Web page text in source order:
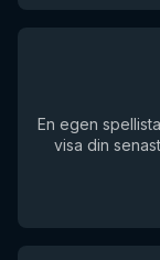
En egen
visa din